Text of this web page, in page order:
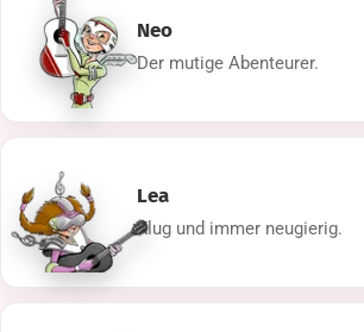
Neo
Der mutige Abenteurer.
Lea
Klug und immer neugierig.